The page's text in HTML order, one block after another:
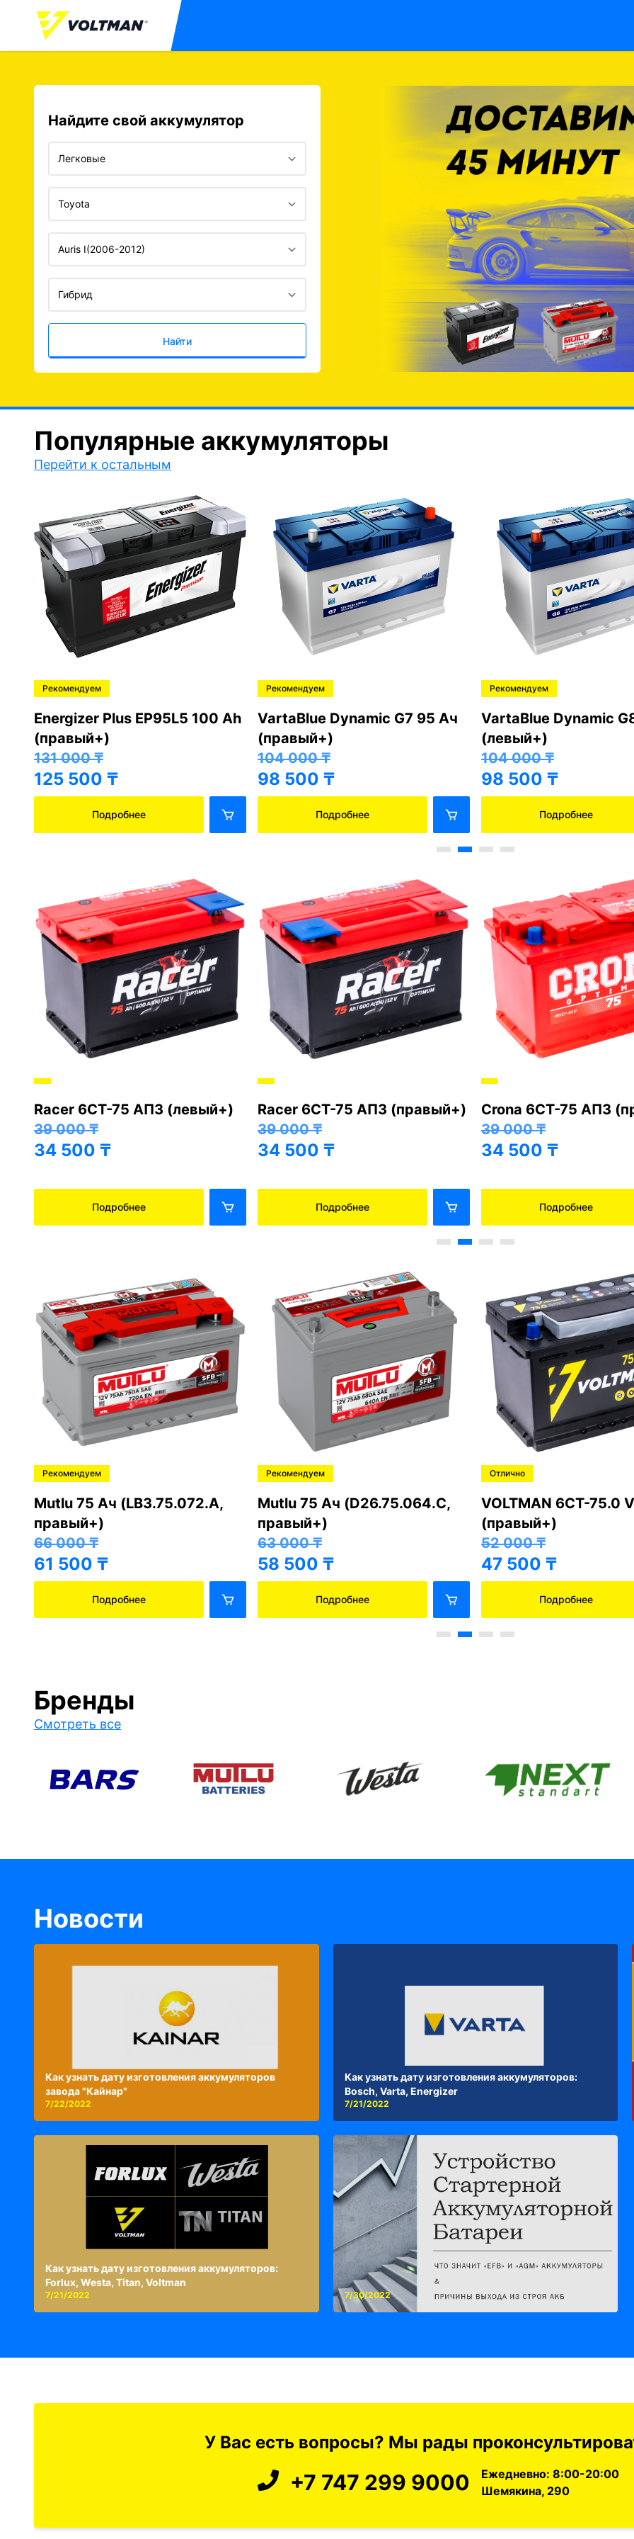
Найдите свой аккумулятор
Найти
Популярные аккумуляторы
Перейти к остальным
Рекомендуем
Energizer Plus EP95L5 100 Ah
(правый+)
131 000₸
125 500 ₸
Подробнее
Рекомендуем
VartaBlue Dynamic G7 95 Ач
(правый+)
104 000₸
98 500 ₸
Подробнее
Рекомендуем
VartaBlue Dynamic
(левый+)
104 000₸
98 500 ₸
Подробнее
Racer 6СТ-75 АПЗ (левый+)
39 000₸
34 500 ₸
Подробнее
Racer 6СТ-75 АПЗ (правый+)
39 000₸
34 500 ₸
Подробнее
Crona 6СТ-75 АПЗ
39 000₸
34 500 ₸
Подробнее
Рекомендуем
Mutlu 75 Ач (LB3.75.072.A,
правый+)
66 000₸
61 500 ₸
Подробнее
Рекомендуем
Mutlu 75 Ач (D26.75.064.C,
правый+)
63 000₸
58 500 ₸
Подробнее
Отлично
VOLTMAN 6CT-75.0
(правый+)
52 000₸
47 500 ₸
Подробнее
Бренды
Смотреть все
Новости
Как узнать дату изготовления аккумуляторов
завода "Кайнар"
7/22/2022
Как узнать дату изготовления аккумуляторов:
Bosch, Varta, Energizer
7/21/2022
Как узнать дату изготовления аккумуляторов:
Forlux, Westa, Titan, Voltman
7/21/2022 7/30/2022
У Вас есть вопросы? Мы рады
+7 747 299 9000
Ежедневно: 8:00-20:00
Шемякина, 290